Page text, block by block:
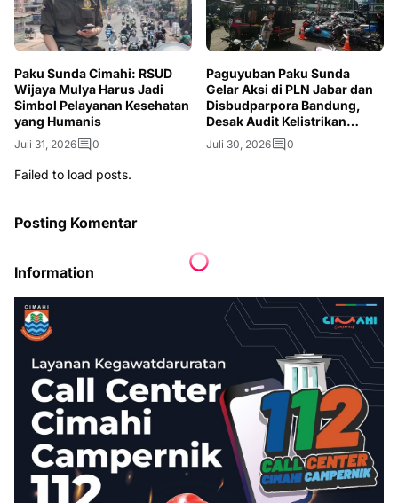
Paku Sunda Cimahi: RSUD
Wijaya Mulya Harus Jadi
Simbol Pelayanan Kesehatan
yang Humanis
Juli 31, 2026 0
Paguyuban Paku Sunda
Gelar Aksi di PLN Jabar dan
Disbudparpora Bandung,
Desak Audit Kelistrikan
hingga Bongkar Videotron
Juli 30, 2026 0
Failed to load posts.
Posting Komentar
Information